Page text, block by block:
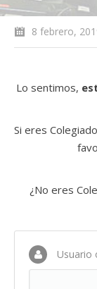
8 febrero,
Lo sentimos,
Si eres
¿No eres
Usuario